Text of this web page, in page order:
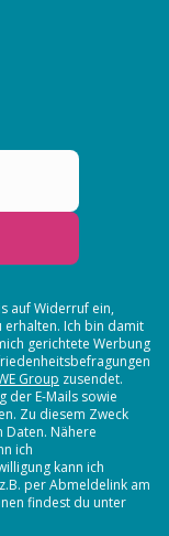
auf Widerruf ein,
erhalten. Ich bin damit
gerichtete Werbung
Group zusendet.
der E-Mails sowie
Zu diesem Zweck
Nähere
ich
kann ich
per Abmeldelink am
findest du unter